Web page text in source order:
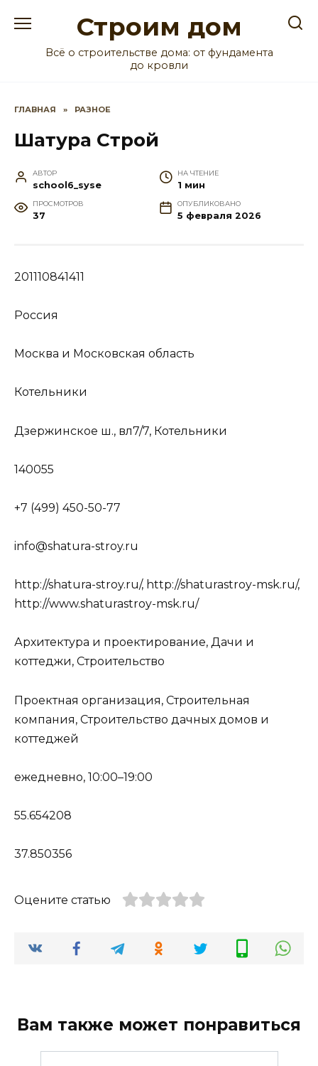
Строим дом
Всё о строительстве дома: от фундамента
до кровли
ГЛАВНАЯ » РАЗНОЕ
Шатура Строй
АВТОР
school6_syse
НА ЧТЕНИЕ
1 мин
ПРОСМОТРОВ
37
ОПУБЛИКОВАНО
5 февраля 2026
201110841411
Россия
Москва и Московская область
Котельники
Дзержинское ш., вл7/7, Котельники
140055
+7 (499) 450-50-77
info@shatura-stroy.ru
http://shatura-stroy.ru/, http://shaturastroy-msk.ru/,
http://www.shaturastroy-msk.ru/
Архитектура и проектирование, Дачи и
коттеджи, Строительство
Проектная организация, Строительная
компания, Строительство дачных домов и
коттеджей
ежедневно, 10:00–19:00
55.654208
37.850356
Оцените статью
Вам также может понравиться